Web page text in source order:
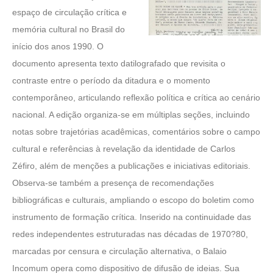
espaço de circulação crítica e
memória cultural no Brasil do
início dos anos 1990. O
documento apresenta texto datilografado que revisita o
contraste entre o período da ditadura e o momento
contemporâneo, articulando reflexão política e crítica ao cenário
nacional. A edição organiza-se em múltiplas seções, incluindo
notas sobre trajetórias acadêmicas, comentários sobre o campo
cultural e referências à revelação da identidade de Carlos
Zéfiro, além de menções a publicações e iniciativas editoriais.
Observa-se também a presença de recomendações
bibliográficas e culturais, ampliando o escopo do boletim como
instrumento de formação crítica. Inserido na continuidade das
redes independentes estruturadas nas décadas de 1970?80,
marcadas por censura e circulação alternativa, o Balaio
Incomum opera como dispositivo de difusão de ideias. Sua